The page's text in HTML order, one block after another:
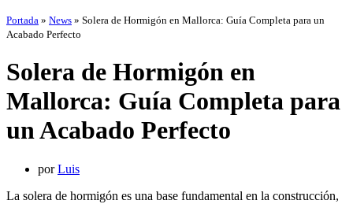
Portada » News » Solera de Hormigón en Mallorca: Guía Completa para un
Acabado Perfecto
Solera de Hormigón en
Mallorca: Guía Completa para
un Acabado Perfecto
porLuis
La solera de hormigón es una base fundamental en la construcción,